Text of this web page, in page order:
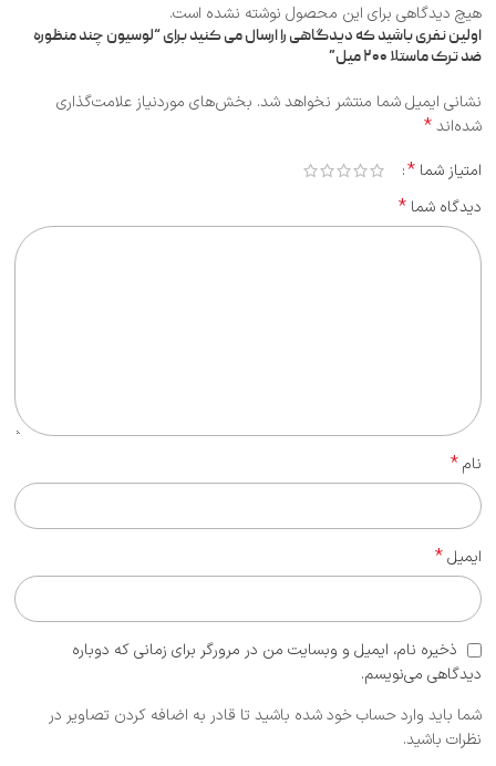
هیچ دیدگاهی برای این محصول نوشته نشده است.
اولین نفری باشید که دیدگاهی را ارسال می کنید برای “لوسیون چند منظوره
ضد ترک ماستلا ۲۰۰ میل”
نشانی ایمیل شما منتشر نخواهد شد. بخش‌های موردنیاز علامت‌گذاری
شده‌اند*
امتیاز شما *
دیدگاه شما *
نام*
ایمیل*
ذخیره نام، ایمیل و وبسایت من در مرورگر برای زمانی که دوباره
دیدگاهی می‌نویسم.
شما باید وارد حساب خود شده باشید تا قادر به اضافه کردن تصاویر در
نظرات باشید.